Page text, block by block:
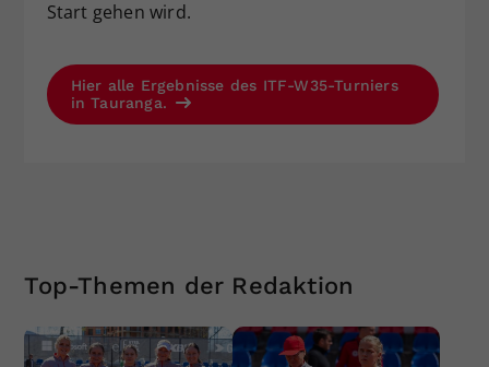
Start gehen wird.
Hier alle Ergebnisse des ITF-W35-Turniers
in Tauranga.
Top-Themen der Redaktion